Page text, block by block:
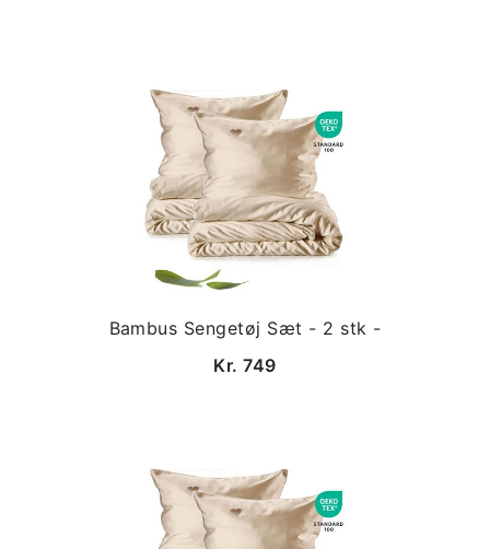
Bambus Sengetøj Sæt - 2 stk -
Kr. 749